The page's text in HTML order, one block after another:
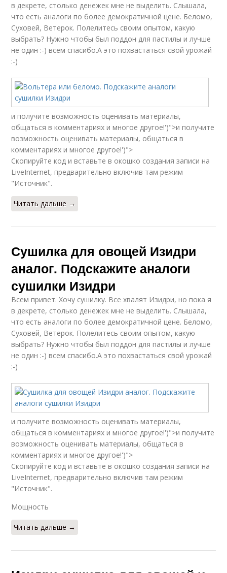
в декрете, столько денежек мне не выделить. Слышала,
что есть аналоги по более демократичной цене. Беломо,
Суховей, Ветерок. Полелитесь своим опытом, какую
выбрать? Нужно чтобы был поддон для пастилы и лучше
не один :-) всем спасибо.А это похвастаться свой урожай
:-)
и получите возможность оценивать материалы,
общаться в комментариях и многое другое!')">и получите
возможность оценивать материалы, общаться в
комментариях и многое другое!')">
Скопируйте код и вставьте в окошко создания записи на
LiveInternet, предварительно включив там режим
"Источник".
Читать дальше →
Сушилка для овощей Изидри
аналог. Подскажите аналоги
сушилки Изидри
Всем привет. Хочу сушилку. Все хвалят Изидри, но пока я
в декрете, столько денежек мне не выделить. Слышала,
что есть аналоги по более демократичной цене. Беломо,
Суховей, Ветерок. Полелитесь своим опытом, какую
выбрать? Нужно чтобы был поддон для пастилы и лучше
не один :-) всем спасибо.А это похвастаться свой урожай
:-)
и получите возможность оценивать материалы,
общаться в комментариях и многое другое!')">и получите
возможность оценивать материалы, общаться в
комментариях и многое другое!')">
Скопируйте код и вставьте в окошко создания записи на
LiveInternet, предварительно включив там режим
"Источник".
Мощность
Читать дальше →